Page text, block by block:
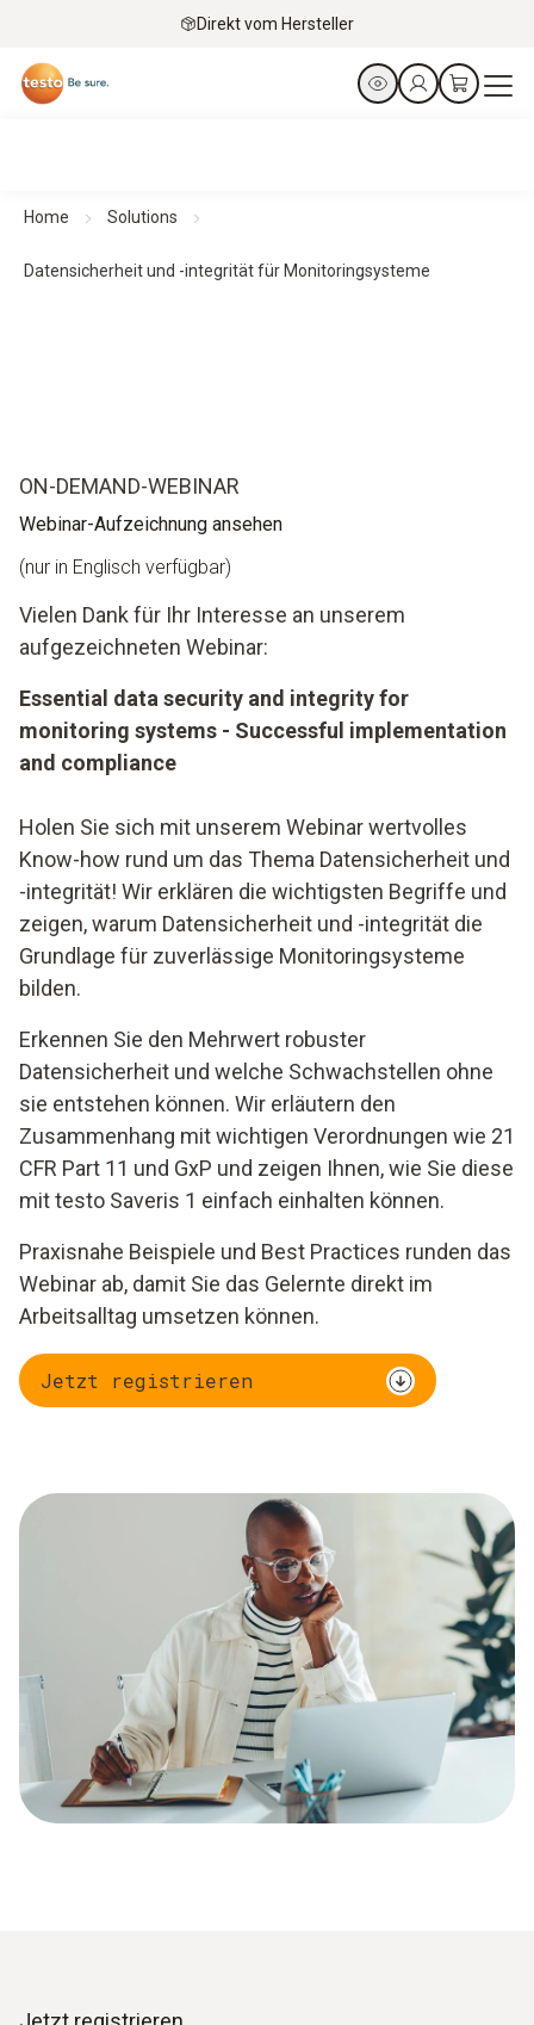
Direkt vom Hersteller
Home Solutions
Datensicherheit und -integrität für Monitoringsysteme
ON-DEMAND-WEBINAR
Webinar-Aufzeichnung ansehen
(nur in Englisch verfügbar)
Vielen Dank für Ihr Interesse an unserem
aufgezeichneten Webinar:
Essential data security and integrity for
monitoring systems - Successful implementation
and compliance
Holen Sie sich mit unserem Webinar wertvolles
Know-how rund um das Thema Datensicherheit und
-integrität! Wir erklären die wichtigsten Begriffe und
zeigen, warum Datensicherheit und -integrität die
Grundlage für zuverlässige Monitoringsysteme
bilden.
Erkennen Sie den Mehrwert robuster
Datensicherheit und welche Schwachstellen ohne
sie entstehen können. Wir erläutern den
Zusammenhang mit wichtigen Verordnungen wie 21
CFR Part 11 und GxP und zeigen Ihnen, wie Sie diese
mit testo Saveris 1 einfach einhalten können.
Praxisnahe Beispiele und Best Practices runden das
Webinar ab, damit Sie das Gelernte direkt im
Arbeitsalltag umsetzen können.
Jetzt registrieren